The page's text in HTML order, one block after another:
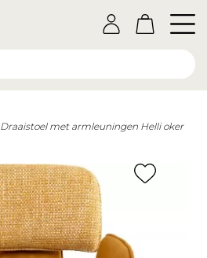
Draaistoel met armleuningen Helli oker